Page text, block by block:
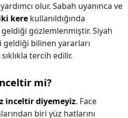
olur. Sabah uyanınca ve
kere kullanıldığında
gözlemlenmiştir. Siyah
geldiği bilinen yararları
tercih edilir.
mi?
inceltir diyemeyiz. Face
biri yüz hatlarını